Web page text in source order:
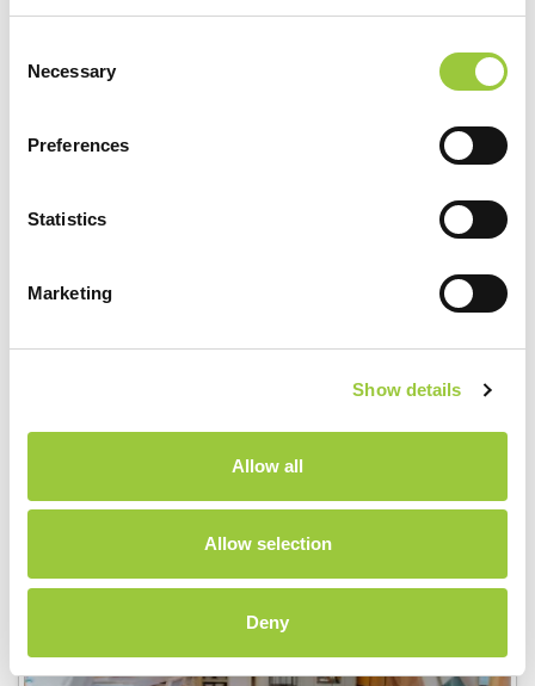
Selection
Necessary
Preferences
Statistics
Marketing
Show details
Allow all
Allow selection
Deny
vicinanze più immediate del mare a dieci minuti a piedi